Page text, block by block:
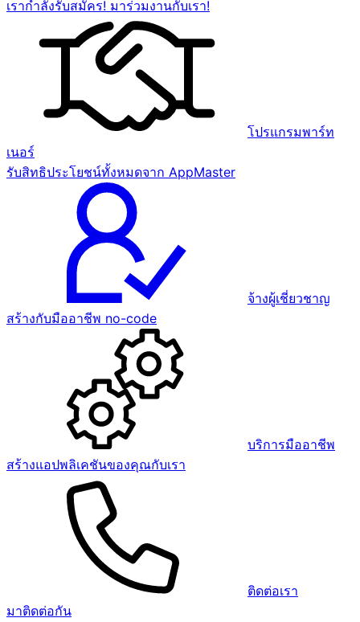
เรากำลังรับสมัคร! มาร่วมงานกับเรา!
โปรแกรมพาร์ท
เนอร์
รับสิทธิประโยชน์ทั้งหมดจาก AppMaster
จ้างผู้เชี่ยวชาญ
สร้างกับมืออาชีพ no-code
บริการมืออาชีพ
สร้างแอปพลิเคชันของคุณกับเรา
ติดต่อเรา
มาติดต่อกัน